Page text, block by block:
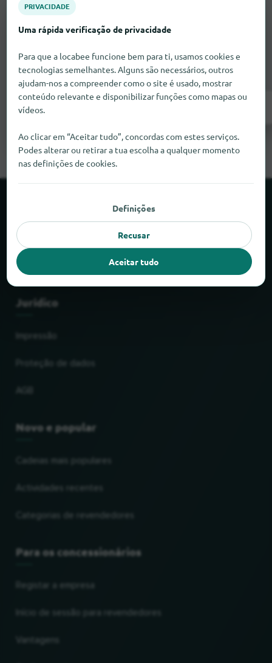
Está a faltar alguma coisa aqui?
Inscreva-a gratuitamente em apenas alguns
passos.
Factos e números
Parceiros
Jurídico
Novo e popular
Cadeias mais populares
Para os concessionários
Registar a empresa
Vantagens
PRIVACIDADE
Uma rápida verificação de privacidade
Para que a locabee funcione bem para ti, usamos cookies e
tecnologias semelhantes. Alguns são necessários, outros
ajudam-nos a compreender como o site é usado, mostrar
conteúdo relevante e disponibilizar funções como mapas ou
vídeos.
Ao clicar em “Aceitar tudo”, concordas com estes serviços.
Podes alterar ou retirar a tua escolha a qualquer momento
nas definições de cookies.
Definições
Recusar
Aceitar tudo